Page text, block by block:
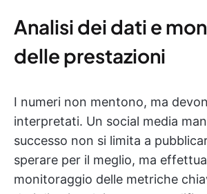
Analisi dei dati e
delle prestazioni
I numeri non mentono, ma
interpretati. Un social media
successo non si limita a
sperare per il meglio, ma
monitoraggio delle metriche